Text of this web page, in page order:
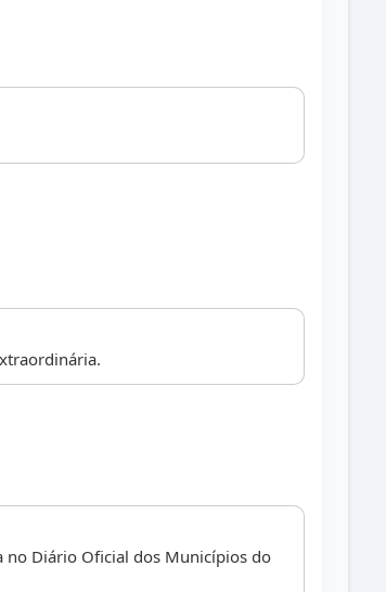
Diário Oficial dos Municípios do